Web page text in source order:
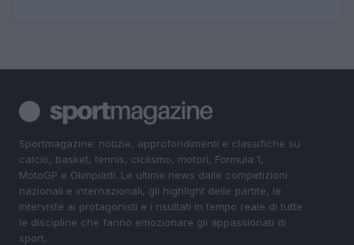
Sportmagazine: notizie, approfondimenti e classifiche su
calcio, basket, tennis, ciclismo, motori, Formula 1,
MotoGP e Olimpiadi. Le ultime news dalle competizioni
nazionali e internazionali, gli highlight delle partite, le
interviste ai protagonisti e i risultati in tempo reale di tutte
le discipline che fanno emozionare gli appassionati di
sport.